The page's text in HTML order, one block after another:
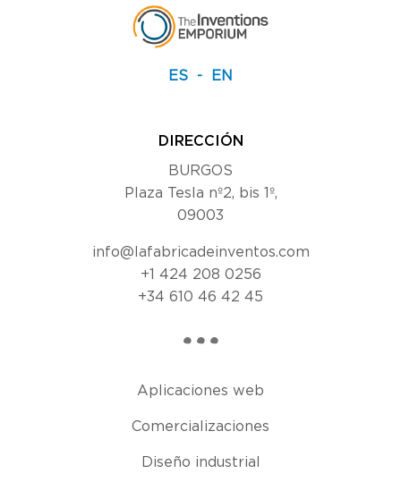
ES EN
DIRECCIÓN
BURGOS
Plaza Tesla nº2, bis 1º,
09003
info@lafabricadeinventos.com
+1 424 208 0256
+34 610 46 42 45
Aplicaciones web
Comercializaciones
Diseño industrial